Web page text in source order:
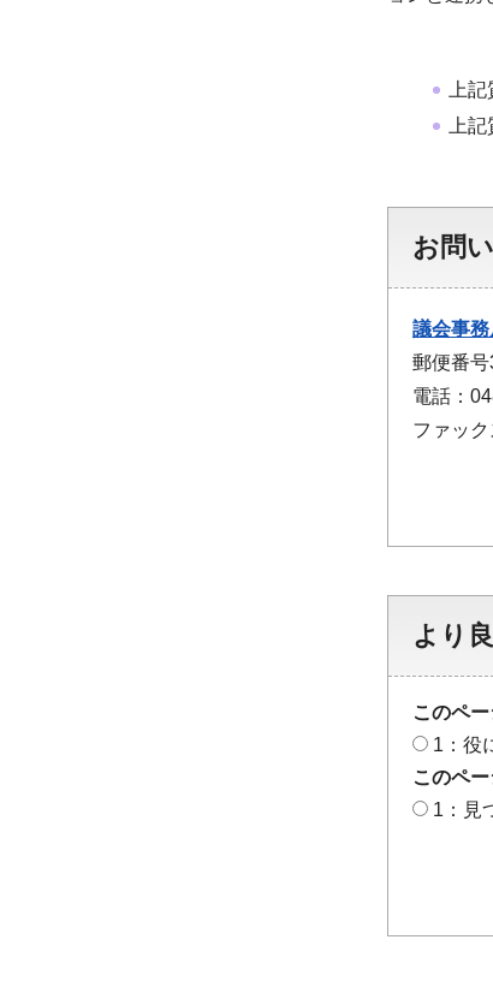
上
上
お問
議会事務
郵便番
電話：
ファッ
より
このペ
1：役
このペ
1：見